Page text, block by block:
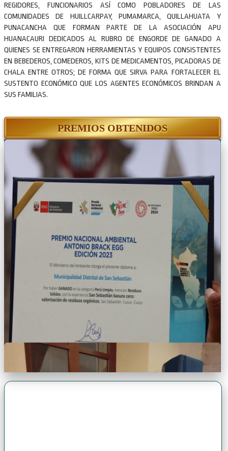
REGIDORES, FUNCIONARIOS ASÍ COMO POBLADORES DE LAS
COMUNIDADES DE HUILLCARPAY, PUMAMARCA, QUILLAHUATA Y
PUNACANCHA QUE FORMAN PARTE DE LA ASOCIACIÓN APU
HUANACAURI DEDICADOS AL RUBRO DE ENGORDE DE GANADO A
QUIENES SE ENTREGARON HERRAMIENTAS Y EQUIPOS CONSISTENTES
EN BEBEDEROS, COMEDEROS, KITS DE MEDICAMENTOS, PICADORAS DE
CHALA ENTRE OTROS; DE FORMA QUE SIRVA PARA FORTALECER EL
SUSTENTO ECONÓMICO QUE LOS AGENTES ECONÓMICOS BRINDAN A
SUS FAMILIAS.
PREMIOS OBTENIDOS